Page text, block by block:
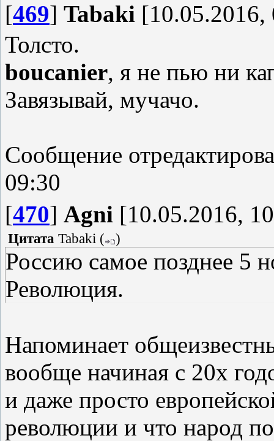
[469] Tabaki [10.05.2016,
Толсто.
boucanier, я не пью ни
Завязывай, мучачо.
Сообщение
09:30
[470] Agni [10.05.2016,
Цитата Tabaki ( )
Россию самое позднее 5
Революция.
Напоминает
вообще начиная с 20х
и даже просто
революции и что народ